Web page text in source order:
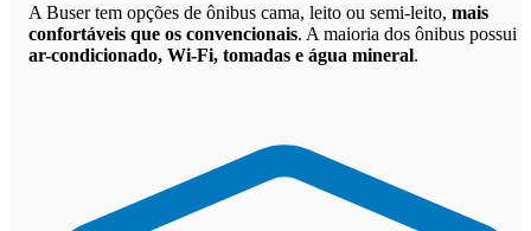
A Buser tem opções de ônibus cama, leito ou semi-leito, mais
confortáveis que os convencionais. A maioria dos ônibus possui
ar-condicionado, Wi-Fi, tomadas e água mineral.